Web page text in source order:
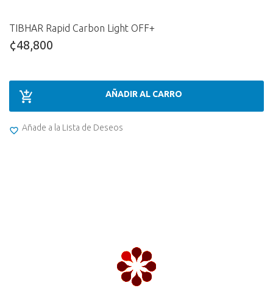
TIBHAR Rapid Carbon Light OFF+
¢48,800
AÑADIR AL CARRO
Añade a la Lista de Deseos